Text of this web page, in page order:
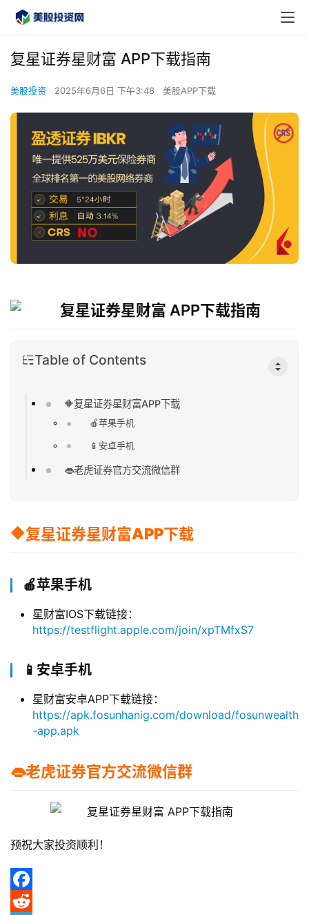
首
页
复星证券星财富 APP下载指南
美股投资 2025年6月6日 下午3:48 美股APP下载
Table of Contents
🔶复星证券星财富APP下载
🍎苹果手机
📱安卓手机
👄老虎证券官方交流微信群
🔶复星证券星财富APP下载
🍎苹果手机
星财富IOS下载链接：
https://testflight.apple.com/join/xpTMfxS7
📱安卓手机
星财富安卓APP下载链接：
https://apk.fosunhanig.com/download/fosunwealth
-app.apk
👄老虎证券官方交流微信群
预祝大家投资顺利！
F